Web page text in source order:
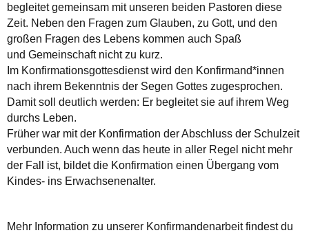
begleitet gemeinsam mit unseren beiden Pastoren diese
Zeit. Neben den Fragen zum Glauben, zu Gott, und den
großen Fragen des Lebens kommen auch Spaß
und Gemeinschaft nicht zu kurz.
Im Konfirmationsgottesdienst wird den Konfirmand*innen
nach ihrem Bekenntnis der Segen Gottes zugesprochen.
Damit soll deutlich werden: Er begleitet sie auf ihrem Weg
durchs Leben.
Früher war mit der Konfirmation der Abschluss der Schulzeit
verbunden. Auch wenn das heute in aller Regel nicht mehr
der Fall ist, bildet die Konfirmation einen Übergang vom
Kindes- ins Erwachsenenalter.
Mehr Information zu unserer Konfirmandenarbeit findest du